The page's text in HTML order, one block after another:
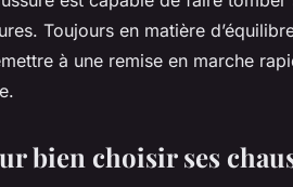
Toujours en matière
à une remise en marche
bien choisir ses